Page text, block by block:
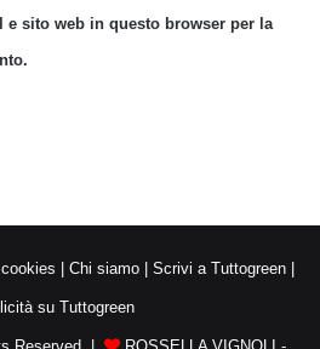
sito web in questo browser per la
Chi siamo| Scrivi a Tuttogreen|
su Tuttogreen